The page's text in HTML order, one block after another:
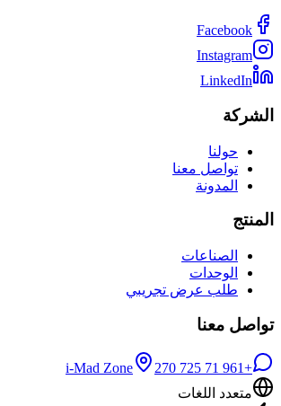
Facebook
Instagram
LinkedIn
حولنا
تواصل معنا
المدونة
الصناعات
الوحدات
طلب عرض تجريبي
معنا
+961 71 725 270
i-Mad Zone
متعدد اللغات